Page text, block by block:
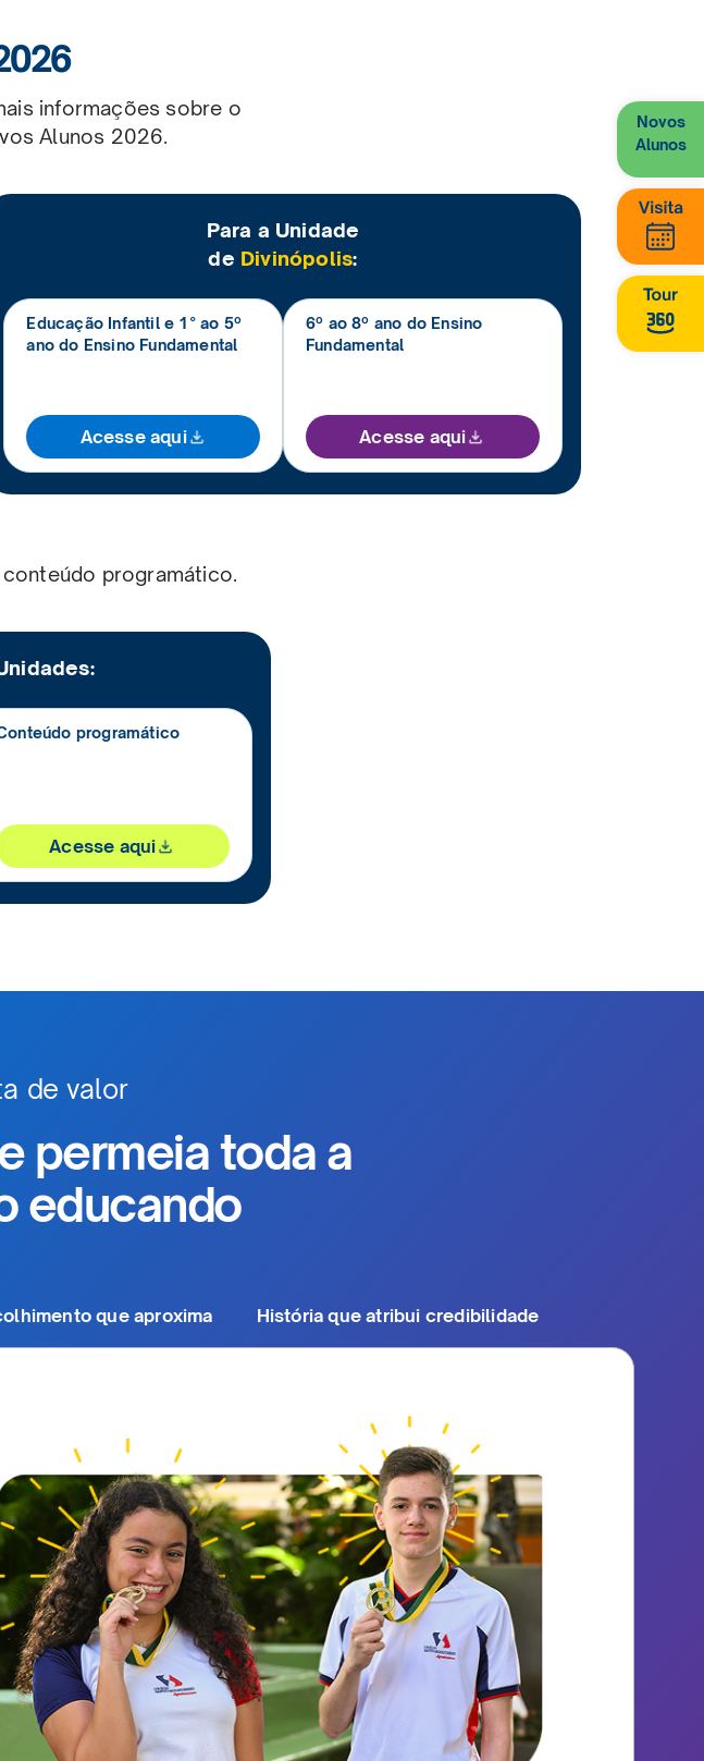
informações sobre o
Alunos 2026.
Para a Unidade
de Divinópolis:
Educação Infantil e 1° ao 5º
ano do Ensino Fundamental
Acesse aqui
6º ao 8º ano do Ensino
Fundamental
Acesse aqui
conteúdo programático.
programático
Acesse aqui
de valor
permeia toda a
educando
que aproxima História que atribui credibilidade
Novos
Alunos